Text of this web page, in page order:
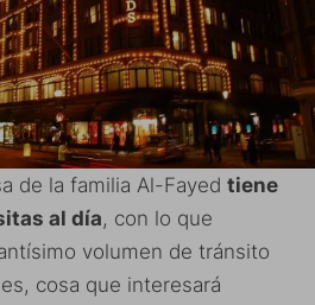
de la familia Al-Fayed tiene
al día, con lo que
volumen de tránsito
cosa que interesará